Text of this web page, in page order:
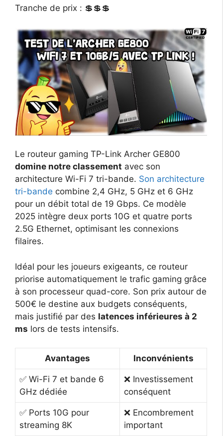
Tranche de prix : 💲💲💲
Le routeur gaming TP-Link Archer GE800
domine notre classement avec son
architecture Wi-Fi 7 tri-bande. Son architecture
tri-bande combine 2,4 GHz, 5 GHz et 6 GHz
pour un débit total de 19 Gbps. Ce modèle
2025 intègre deux ports 10G et quatre ports
2.5G Ethernet, optimisant les connexions
filaires.
Idéal pour les joueurs exigeants, ce routeur
priorise automatiquement le trafic gaming grâce
à son processeur quad-core. Son prix autour de
500€ le destine aux budgets conséquents,
mais justifié par des latences inférieures à 2
ms lors de tests intensifs.
Avantages Inconvénients
✅ Wi-Fi 7 et bande 6
GHz dédiée
❌ Investissement
conséquent
✅ Ports 10G pour
streaming 8K
❌ Encombrement
important